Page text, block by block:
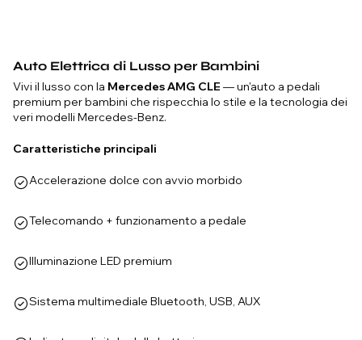
Auto Elettrica di Lusso per Bambini
Vivi il lusso con la Mercedes AMG CLE — un'auto a pedali
premium per bambini che rispecchia lo stile e la tecnologia dei
veri modelli Mercedes-Benz.
Caratteristiche principali
Accelerazione dolce con avvio morbido
Telecomando + funzionamento a pedale
Illuminazione LED premium
Sistema multimediale Bluetooth, USB, AUX